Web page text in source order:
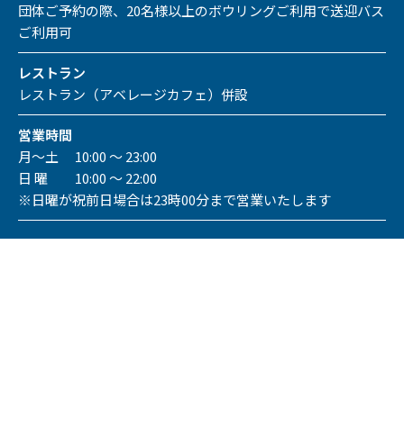
団体ご予約の際、20名様以上のボウリングご利用で送迎バス
ご利用可
レストラン
レストラン（アベレージカフェ）併設
営業時間
月～土 10:00 ～ 23:00
日 曜 10:00 ～ 22:00
※日曜が祝前日場合は23時00分まで営業いたします